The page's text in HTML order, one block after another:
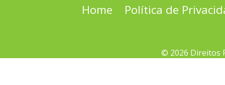
Home Política de
© 2026 Direitos